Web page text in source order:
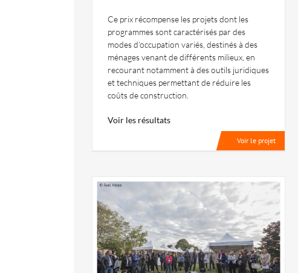
Ce prix récompense les projets dont les
programmes sont caractérisés par des
modes d’occupation variés, destinés à des
ménages venant de différents milieux, en
recourant notamment à des outils juridiques
et techniques permettant de réduire les
coûts de construction.
Voir les résultats
Voir le projet